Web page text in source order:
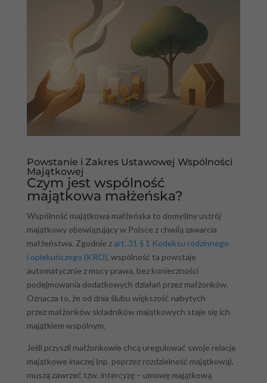
Powstanie i Zakres Ustawowej Wspólności
Majątkowej
Czym jest wspólność
majątkowa małżeńska?
Wspólność majątkowa małżeńska to domyślny ustrój
majątkowy obowiązujący w Polsce z chwilą zawarcia
małżeństwa. Zgodnie zart. 31 § 1 Kodeksu rodzinnego
i opiekuńczego (KRO), wspólność ta powstaje
automatycznie z mocy prawa, bez konieczności
podejmowania dodatkowych działań przez małżonków.
Oznacza to, że od dnia ślubu większość nabytych
przez małżonków składników majątkowych staje się ich
majątkiem wspólnym.
Jeśli przyszli małżonkowie chcą uregulować swoje relacje
majątkowe inaczej (np. poprzez rozdzielność majątkową),
muszą zawrzeć tzw. intercyzę – umowę majątkową